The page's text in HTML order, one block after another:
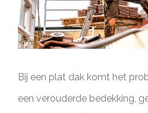
Bij een plat dak komt het
een verouderde bedekking,